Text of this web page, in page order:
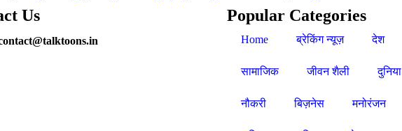
Us Popular Categories
Home ब्रेकिंग न्यूज़ देश
सामाजिक जीवन शैली दुनिया
नौकरी बिज़नेस मनोरंजन